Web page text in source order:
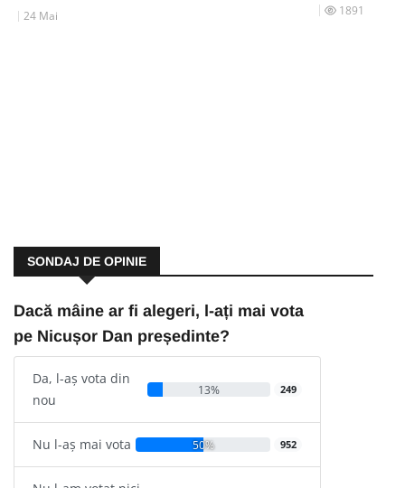
24 Mai 1891
SONDAJ DE OPINIE
Dacă mâine ar fi alegeri, l-ați mai vota
pe Nicușor Dan președinte?
Da, l-aș vota din
nou
13% 249
Nu l-aș mai vota 50% 952